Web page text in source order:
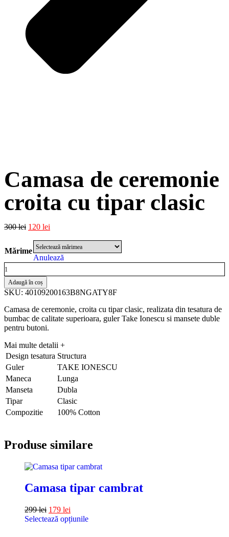
Camasa de ceremonie
croita cu tipar clasic
300lei 120 lei
Mărime
Anulează
Adaugă în coș
SKU: 40109200163B8NGATY8F
Camasa de ceremonie, croita cu tipar clasic, realizata din tesatura de
bumbac de calitate superioara, guler Take Ionescu si mansete duble
pentru butoni.
Mai multe detalii +
Design tesatura Structura
Guler
TAKE IONESCU
Maneca
Lunga
Manseta
Dubla
Tipar
Clasic
Compozitie
100% Cotton
Produse similare
Camasa tipar cambrat
299lei 179 lei
Selectează opțiunile